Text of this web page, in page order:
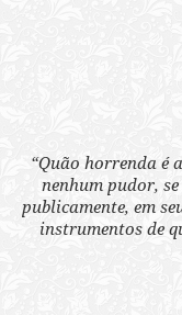
“Quão horrenda é
nenhum pudor,
publicamente, em
instrumentos de